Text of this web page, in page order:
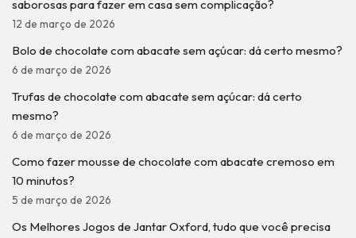
saborosas para fazer em casa sem complicação?
12 de março de 2026
Bolo de chocolate com abacate sem açúcar: dá certo mesmo?
6 de março de 2026
Trufas de chocolate com abacate sem açúcar: dá certo
mesmo?
6 de março de 2026
Como fazer mousse de chocolate com abacate cremoso em
10 minutos?
5 de março de 2026
Os Melhores Jogos de Jantar Oxford, tudo que você precisa